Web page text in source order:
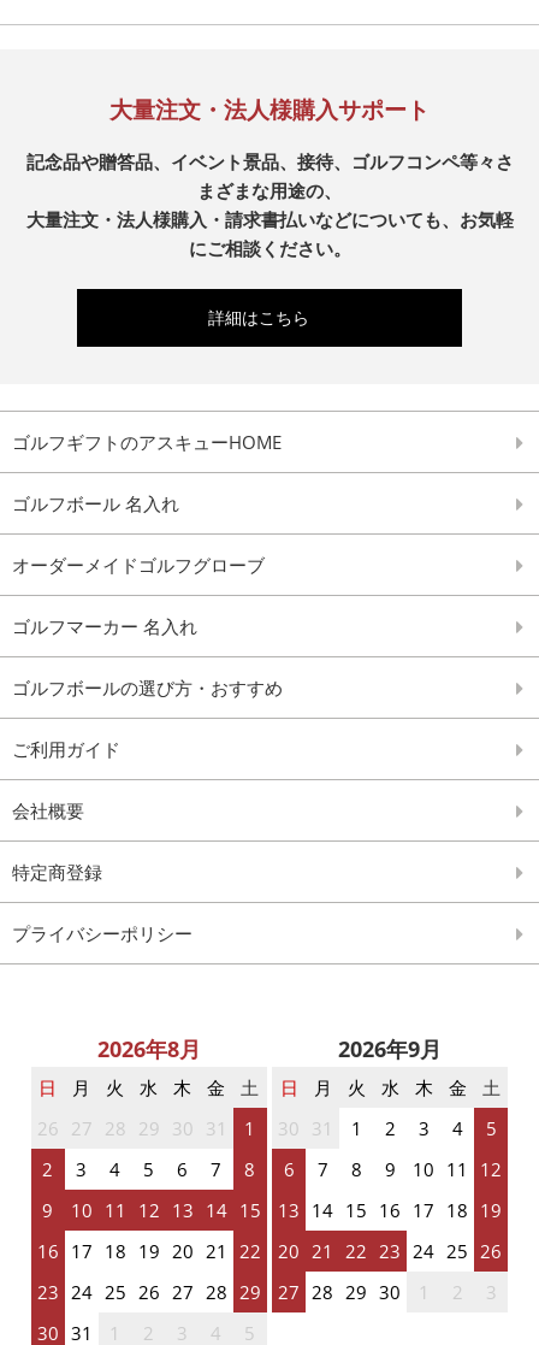
大量注文・法人様購入サポート
記念品や贈答品、イベント景品、接待、ゴルフコンペ等々さ
まざまな用途の、
大量注文・法人様購入・請求書払いなどについても、お気軽
にご相談ください。
詳細はこちら
ゴルフギフトのアスキューHOME
ゴルフボール 名入れ
オーダーメイドゴルフグローブ
ゴルフマーカー 名入れ
ゴルフボールの選び方・おすすめ
ご利用ガイド
会社概要
特定商登録
プライバシーポリシー
2026年8月
日 月 火 水 木 金
土
26 27 28 29 30 31
1
2
3 4 5 6 7
8
9
10 11 12 13 14 15
16 17 18 19 20 21
22
23 24 25 26 27 28 29
30 31 1 2 3 4 5
2026年9月
日 月 火 水 木 金
土
30 31 1 2 3 4
5
6
7 8 9 10 11
12
13 14 15 16 17 18 19
20 21 22 23 24 25 26
27 28 29 30 1 2 3